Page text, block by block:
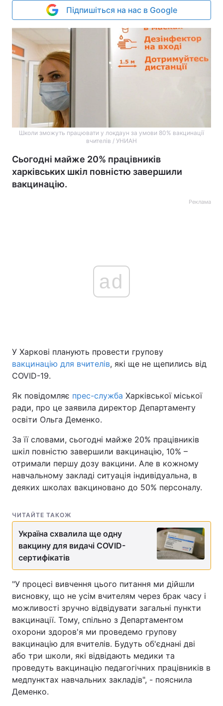
Підпишіться на нас в Google
Школи зможуть працювати у локдаун за умови 80% вакцинації
вчителів / УНИАН
Сьогодні майже 20% працівників
харківських шкіл повністю завершили
вакцинацію.
Реклама
ad
У Харкові планують провести групову
вакцинацію для вчителів, які ще не щепились від
COVID-19.
Як повідомляє прес-служба Харківської міської
ради, про це заявила директор Департаменту
освіти Ольга Деменко.
За її словами, сьогодні майже 20% працівників
шкіл повністю завершили вакцинацію, 10% –
отримали першу дозу вакцини. Але в кожному
навчальному закладі ситуація індивідуальна, в
деяких школах вакциновано до 50% персоналу.
ЧИТАЙТЕ ТАКОЖ
Україна схвалила ще одну
вакцину для видачі COVID-
сертифікатів
"У процесі вивчення цього питання ми дійшли
висновку, що не усім вчителям через брак часу і
можливості зручно відвідувати загальні пункти
вакцинації. Тому, спільно з Департаментом
охорони здоров'я ми проведемо групову
вакцинацію для вчителів. Будуть об'єднані дві
або три школи, які відвідають медики та
проведуть вакцинацію педагогічних працівників в
медпунктах навчальних закладів", - пояснила
Деменко.